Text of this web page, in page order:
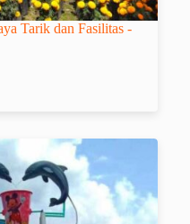
Tarik dan Fasilitas -